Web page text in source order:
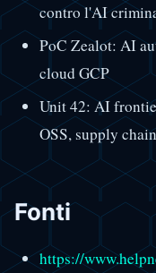
contro l'AI
PoC Zealot: AI
cloud GCP
Unit 42: AI
OSS, supply
Fonti
https://